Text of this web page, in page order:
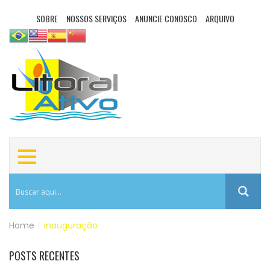
SOBRE NOSSOS SERVIÇOS ANUNCIE CONOSCO ARQUIVO
Home inauguração
POSTS RECENTES